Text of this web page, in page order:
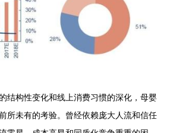
结构性变化和线上消费习惯的深化，母婴
所未有的考验。曾经依赖庞大人流和信任